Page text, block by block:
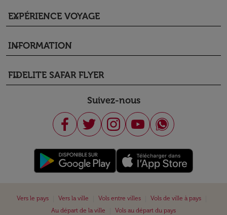
EXPÉRIENCE VOYAGE
keyboard_arrow_down
INFORMATION
keyboard_arrow_down
FIDELITE SAFAR FLYER
keyboard_arrow_down
Suivez-nous
Vers le pays Vers la ville Vols entre villes Vols de ville à pays
Au départ de la ville
Vols au départ du pays